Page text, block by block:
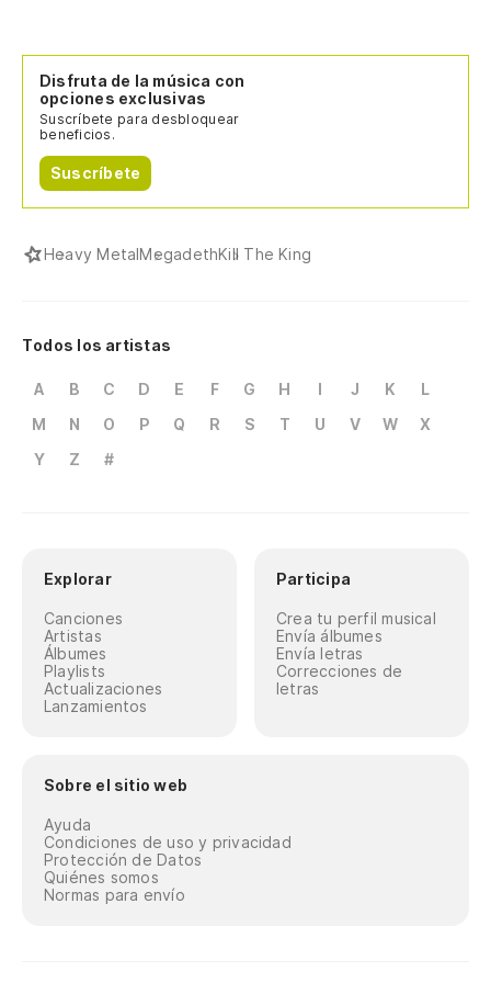
Disfruta de la música con
opciones exclusivas
Suscríbete para desbloquear
beneficios.
Suscríbete
Heavy MetalMegadethKill The King
Todos los artistas
A B C D E F G H I J K
L
M
N O P Q R S T U V W
X
Y
Z #
Explorar
Canciones
Artistas
Álbumes
Playlists
Actualizaciones
Lanzamientos
Participa
Crea tu perfil musical
Envía álbumes
Envía letras
Correcciones de
letras
Sobre el sitio web
Ayuda
Condiciones de uso y privacidad
Protección de Datos
Quiénes somos
Normas para envío